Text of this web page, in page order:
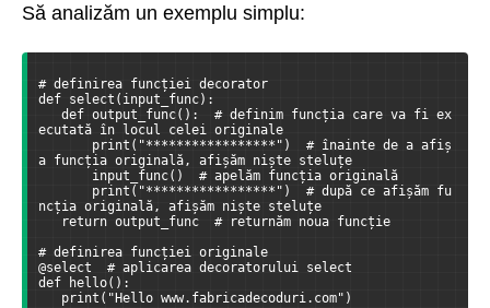
Să analizăm un exemplu simplu:
# definirea funcției decorator
def select(input_func):
def output_func():  # definim funcția care va fi ex
ecutată în locul celei originale
print("*****************")  # înainte de a afiș
a funcția originală, afișăm niște steluțe
input_func()  # apelăm funcția originală
print("*****************")  # după ce afișăm fu
ncția originală, afișăm niște steluțe
return output_func  # returnăm noua funcție
# definirea funcției originale
@select  # aplicarea decoratorului select
def hello():
print("Hello www.fabricadecoduri.com")